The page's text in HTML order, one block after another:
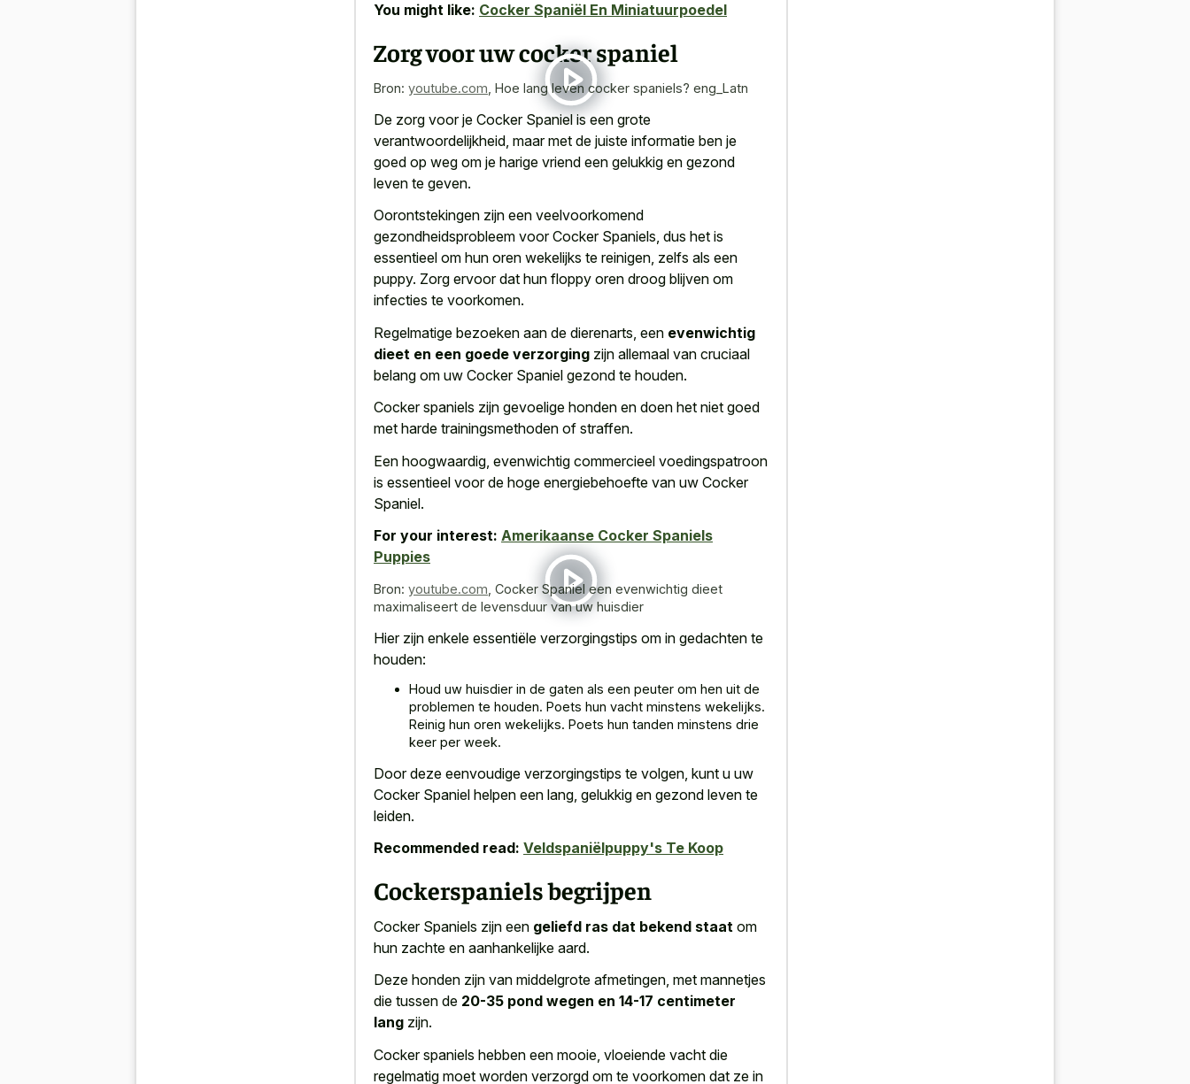
You might like: Cocker Spaniël En Miniatuurpoedel
Zorg voor uw cocker spaniel
Bron: youtube.com Hoe lang leven cocker spaniels? eng_Latn
De zorg voor je Cocker Spaniel is een grote
verantwoordelijkheid, maar met de juiste informatie ben je
goed op weg om je harige vriend een gelukkig en gezond
leven te geven.
Oorontstekingen zijn een veelvoorkomend
gezondheidsprobleem voor Cocker Spaniels, dus het is
essentieel om hun oren wekelijks te reinigen, zelfs als een
puppy. Zorg ervoor dat hun floppy oren droog blijven om
infecties te voorkomen.
Regelmatige bezoeken aan de dierenarts, een evenwichtig
dieet en een goede verzorging zijn allemaal van cruciaal
belang om uw Cocker Spaniel gezond te houden.
Cocker spaniels zijn gevoelige honden en doen het niet goed
met harde trainingsmethoden of straffen.
Een hoogwaardig, evenwichtig commercieel voedingspatroon
is essentieel voor de hoge energiebehoefte van uw Cocker
Spaniel.
For your interest: Amerikaanse Cocker Spaniels
Puppies
Bron: youtube.com Cocker Spaniel een evenwichtig dieet
maximaliseert de levensduur van uw huisdier
Hier zijn enkele essentiële verzorgingstips om in gedachten te
houden:
Houd uw huisdier in de gaten als een peuter om hen uit de
problemen te houden. Poets hun vacht minstens wekelijks.
Reinig hun oren wekelijks. Poets hun tanden minstens drie
keer per week.
Door deze eenvoudige verzorgingstips te volgen, kunt u uw
Cocker Spaniel helpen een lang, gelukkig en gezond leven te
leiden.
Recommended read: Veldspaniëlpuppy's Te Koop
Cockerspaniels begrijpen
Cocker Spaniels zijn een geliefd ras dat bekend staat om
hun zachte en aanhankelijke aard.
Deze honden zijn van middelgrote afmetingen, met mannetjes
die tussen de 20-35 pond wegen en 14-17 centimeter
lang zijn.
Cocker spaniels hebben een mooie, vloeiende vacht die
regelmatig moet worden verzorgd om te voorkomen dat ze in